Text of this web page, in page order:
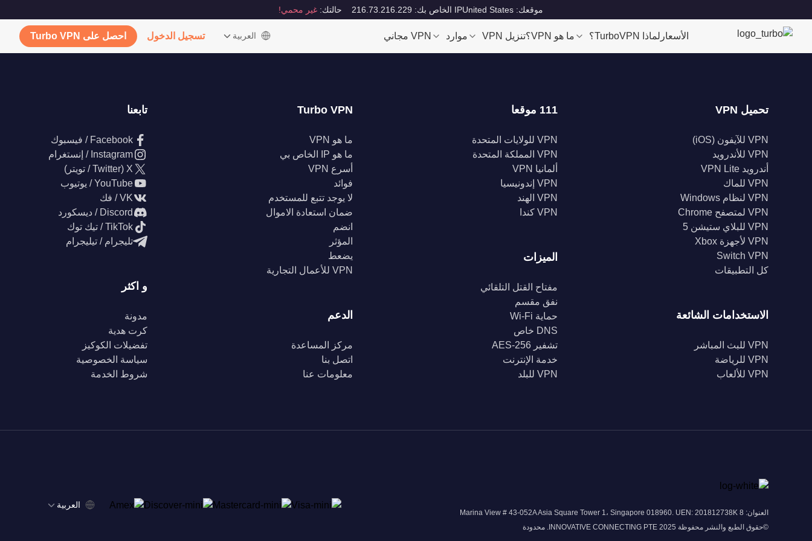
موقعك: United States IP الخاص بك: 216.73.216.229 حالتك: غير محمي!
الأسعار لماذا TurboVPN؟ ما هو VPN؟ تنزيل VPN موارد VPN مجاني ‫العربية تسجيل الدخول احصل على Turbo VPN
تحميل VPN
VPN للآيفون (iOS)
VPN للأندرويد
أندرويد VPN Lite
VPN للماك
VPN لنظام Windows
VPN لمتصفح Chrome
VPN للبلاي ستيشن 5
VPN لأجهزة Xbox
Switch VPN
كل التطبيقات
الاستخدامات الشائعة
VPN للبث المباشر
VPN للرياضة
VPN للألعاب
111 موقعا
VPN للولايات المتحدة
VPN المملكة المتحدة
ألمانيا VPN
VPN إندونيسيا
VPN الهند
VPN كندا
الميزات
مفتاح القتل التلقائي
نفق مقسم
حماية Wi-Fi
DNS خاص
تشفير AES-256
خدمة الإنترنت
VPN للبلد
Turbo VPN
ما هو VPN
ما هو IP الخاص بي
أسرع VPN
فوائد
لا يوجد تتبع للمستخدم
ضمان استعادة الاموال
انضم
المؤثر
يضعط
VPN للأعمال التجارية
الدعم
مركز المساعدة
اتصل بنا
معلومات عنا
تابعنا
Facebook / فيسبوك
Instagram / إنستغرام
X (Twitter / تويتر)
YouTube / يوتيوب
VK / فك
Discord / ديسكورد
TikTok / تيك توك
تليجرام / تيليجرام
و اكثر
مدونة
كرت هدية
تفضيلات الكوكيز
سياسة الخصوصية
شروط الخدمة
العنوان: 8 Marina View # 43-052A Asia Square Tower 1، Singapore 018960. UEN: 201812738K
©حقوق الطبع والنشر محفوظة 2025 INNOVATIVE CONNECTING PTE. محدودة
‫العربية